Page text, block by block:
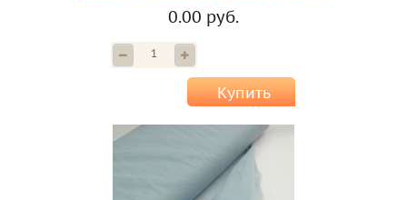
0.00 руб.
Купить